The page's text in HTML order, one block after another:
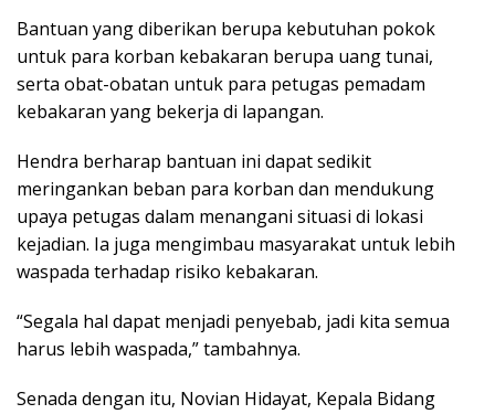
Bantuan yang diberikan berupa kebutuhan pokok
untuk para korban kebakaran berupa uang tunai,
serta obat-obatan untuk para petugas pemadam
kebakaran yang bekerja di lapangan.
Hendra berharap bantuan ini dapat sedikit
meringankan beban para korban dan mendukung
upaya petugas dalam menangani situasi di lokasi
kejadian. Ia juga mengimbau masyarakat untuk lebih
waspada terhadap risiko kebakaran.
“Segala hal dapat menjadi penyebab, jadi kita semua
harus lebih waspada,” tambahnya.
Senada dengan itu, Novian Hidayat, Kepala Bidang